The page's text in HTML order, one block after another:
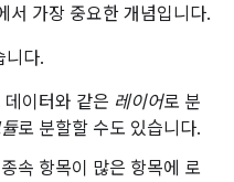
서 가장 중요한 개념입니다.
니다.
이터와 같은 레이어로 분
로 분할할 수도 있습니다.
속 항목이 많은 항목에 로